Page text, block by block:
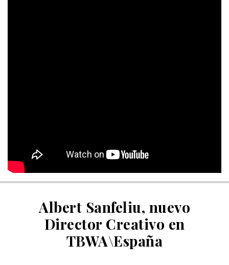
Albert Sanfeliu, nuevo
Director Creativo en
TBWA\España